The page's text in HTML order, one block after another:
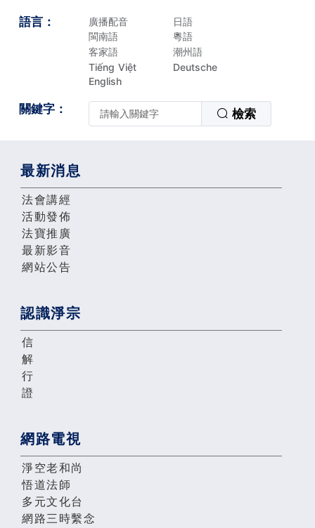
語言： 廣播配音
日語
閩南語
粵語
客家語
潮州語
Tiếng Việt
Deutsche
English
關鍵字： 檢索
最新消息
法會講經
活動發佈
法寶推廣
最新影音
網站公告
認識淨宗
信
解
行
證
網路電視
淨空老和尚
悟道法師
多元文化台
網路三時繫念